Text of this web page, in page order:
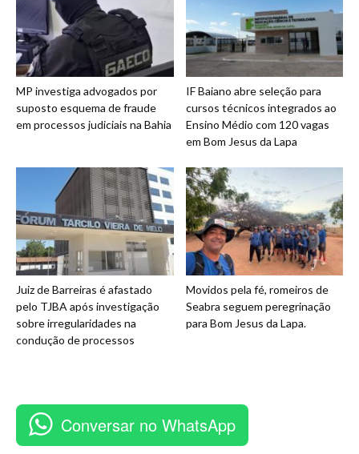
MP investiga advogados por
suposto esquema de fraude
em processos judiciais na Bahia
IF Baiano abre seleção para
cursos técnicos integrados ao
Ensino Médio com 120 vagas
em Bom Jesus da Lapa
Juiz de Barreiras é afastado
pelo TJBA após investigação
sobre irregularidades na
condução de processos
Movidos pela fé, romeiros de
Seabra seguem peregrinação
para Bom Jesus da Lapa.
Conversar no WhatsApp